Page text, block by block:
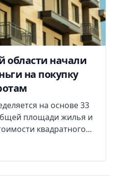
области начали
на покупку
на основе 33
площади жилья и
квадратного...